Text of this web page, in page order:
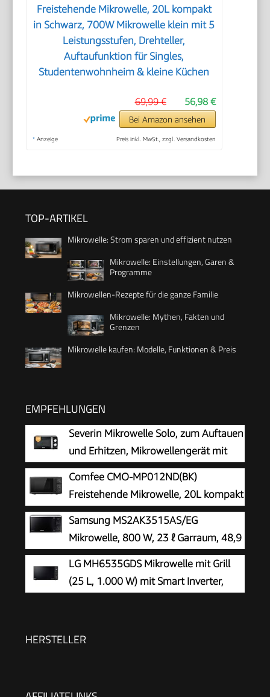
Freistehende Mikrowelle, 20L kompakt
in Schwarz, 700W Mikrowelle klein mit 5
Leistungsstufen, Drehteller,
Auftaufunktion für Singles,
Studentenwohnheim & kleine Küchen
56,98 €
69,99 €
Bei Amazon ansehen
* Anzeige Preis inkl. MwSt., zzgl. Versandkosten
TOP-ARTIKEL
Mikrowelle: Strom sparen und effizient nutzen
Mikrowelle: Einstellungen, Garen &
Programme
Mikrowellen-Rezepte für die ganze Familie
Mikrowelle: Mythen, Fakten und
Grenzen
Mikrowelle kaufen: Modelle, Funktionen & Preis
EMPFEHLUNGEN
Severin Mikrowelle Solo, zum Auftauen
und Erhitzen, Mikrowellengerät mit
Drehteller für gleichmäßige
Wärmeverteilung, 17L, Schwarz / Edelstahl, MW
7886
Comfee CMO-MP012ND(BK)
Freistehende Mikrowelle, 20L kompakt
in Schwarz, 700W Mikrowelle klein mit
5 Leistungsstufen, Drehteller, Auftaufunktion für
Singles, Studentenwohnheim & kleine Küchen
Samsung MS2AK3515AS/EG
Mikrowelle, 800 W, 23 ℓ Garraum, 48,9
cm Breite, Kratzfester Keramik-Emaille-
Inneraum, QuickDefrost Auftauprogramme,
Silber
LG MH6535GDS Mikrowelle mit Grill
(25 L, 1.000 W) mit Smart Inverter,
HERSTELLER